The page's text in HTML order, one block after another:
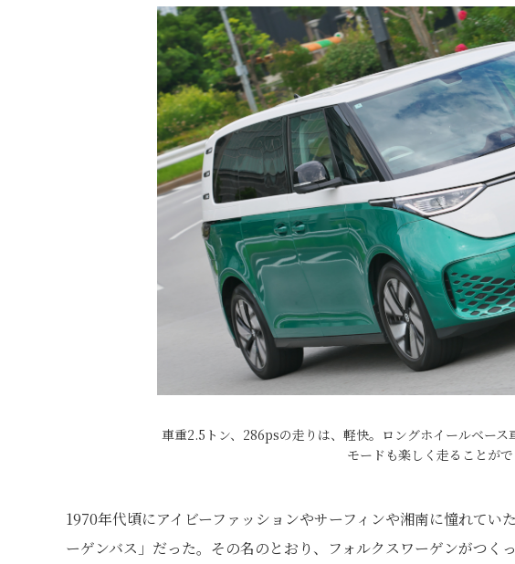
車重2.5トン、286psの走りは、軽快。ロングホイールベー
モードも楽しく走ることがで
1970年代頃にアイビーファッションやサーフィンや湘南に憧れてい
ーゲンバス」だった。その名のとおり、フォルクスワーゲンがつく